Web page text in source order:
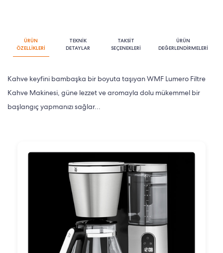
ÜRÜN
ÖZELLİKLERİ
TEKNİK
DETAYLAR
TAKSİT
SEÇENEKLERİ
ÜRÜN
DEĞERLENDİRMELERİ
Kahve keyfini bambaşka bir boyuta taşıyan WMF Lumero Filtre
Kahve Makinesi, güne lezzet ve aromayla dolu mükemmel bir
başlangıç yapmanızı sağlar...